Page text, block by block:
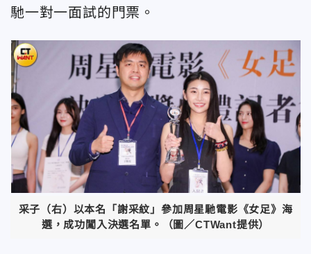
馳一對一面試的門票。
采子（右）以本名「謝采紋」參加周星馳電影《女足》海
選，成功闖入決選名單。（圖／CTWant提供）